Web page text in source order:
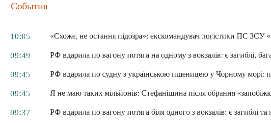
События
10:05 «Схоже, не остання підозра»: екскомандувач логістики ПС
09:49 РФ вдарила по вагону потяга на одному з вокзалів: є загиблі,
09:45 РФ вдарила по судну з українською пшеницею у Чорному морі:
09:45 Я не маю таких мільйонів: Стефанішина після обрання
09:37 РФ вдарила по вагону потяга біля одного з вокзалів: є загиблі та